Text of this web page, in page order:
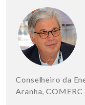
Conselheiro da
Aranha,